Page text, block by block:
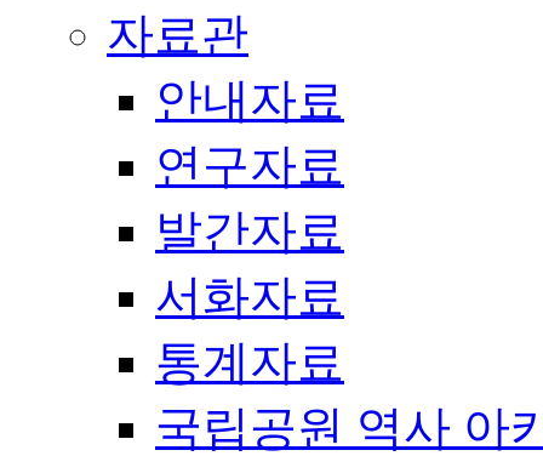
자료관
안내자료
연구자료
발간자료
서화자료
통계자료
국립공원 역사 아